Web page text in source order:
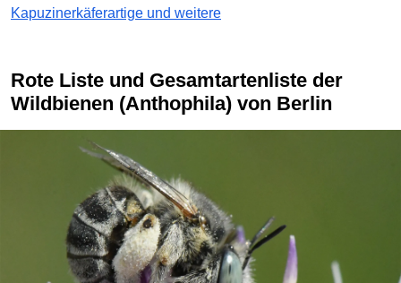
Kapuzinerkäfer­artige und weitere
Rote Liste und Gesamtartenliste der
Wildbienen (Anthophila) von Berlin